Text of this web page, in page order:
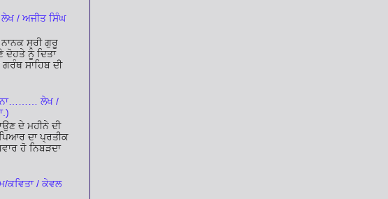
ਲੇਖ / ਅਜੀਤ ਸਿੰਘ
ਨਾਨਕ ਸ੍ਰੀ ਗੁਰੂ
ਨੂੰ ਦਿਤਾ
ਸਾਹਿਬ ਦੀ
ਲੇਖ /
ਦੇ ਮਹੀਨੇ ਦੀ
ਦਾ ਪ੍ਰਤੀਕ
ਹੋ ਨਿਬੜਦਾ
ਕਵਿਤਾ / ਕੇਵਲ